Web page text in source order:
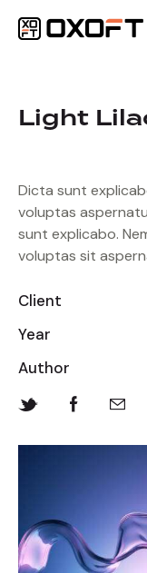
Light
Dicta sunt
voluptas
sunt explicabo.
voluptas sit
Client
Year
Author